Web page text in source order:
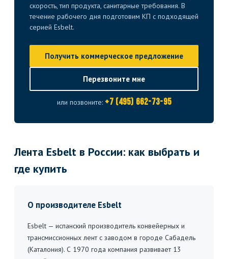
скорость, тип продукта, санитарные требования. В
течение рабочего дня подготовим КП с подходящей
серией Esbelt.
Получить коммерческое предложение
Перезвоните мне
или позвоните: +7 (495) 662-73-95
Лента Esbelt в России: как выбрать и
где купить
О производителе Esbelt
Esbelt — испанский производитель конвейерных и
трансмиссионных лент с заводом в городе Сабадель
(Каталония). С 1970 года компания развивает 13